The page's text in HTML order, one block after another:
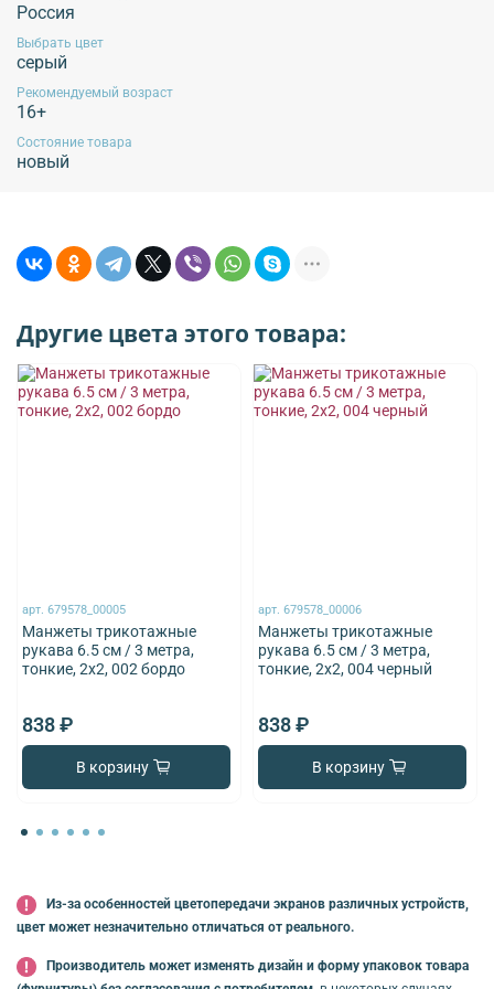
Эксплуатация продукции без учета данных рекомендаций не гарантирует
Обязательной сертификации не подлежит!
Россия
Выбрать цвет
серый
Рекомендуемый возраст
16+
Состояние товара
новый
Другие цвета этого товара:
арт.679578_00005
Манжеты трикотажные
рукава 6.5 см / 3 метра,
тонкие, 2х2, 002 бордо
838 ₽
В корзину
арт.679578_00006
Манжеты трикотажные
рукава 6.5 см / 3 метра,
тонкие, 2х2, 004 черный
838 ₽
В корзину
Из-за особенностей цветопередачи экранов различных устройств,
цвет может незначительно отличаться от реального.
Производитель может изменять дизайн и форму упаковок товара